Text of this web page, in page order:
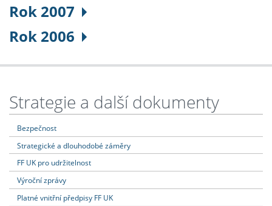
Rok 2007
Rok 2006
Strategie a další dokumenty
Bezpečnost
Strategické a dlouhodobé záměry
FF UK pro udržitelnost
Výroční zprávy
Platné vnitřní předpisy FF UK